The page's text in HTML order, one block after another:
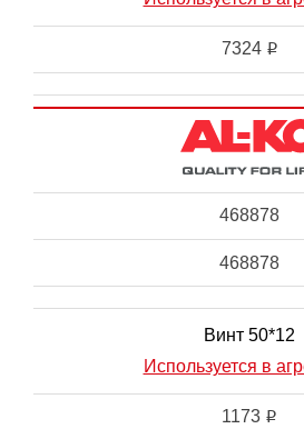
7324 i
468878
468878
Винт 50*12
Используется в
1173 i